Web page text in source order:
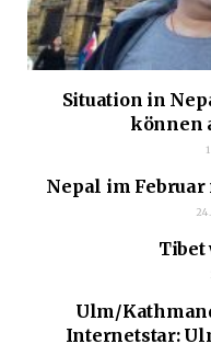
Situation in
können
Nepal im
Tibet
Ulm/
Internetstar: